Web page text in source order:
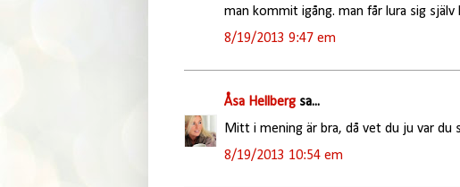
man kommit igång. man får lura sig själv
8/19/2013 9:47 em
Åsa Hellbergsa...
Mitt i mening är bra, då vet du ju var du
8/19/2013 10:54 em